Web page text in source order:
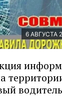
6 АВГУСТА